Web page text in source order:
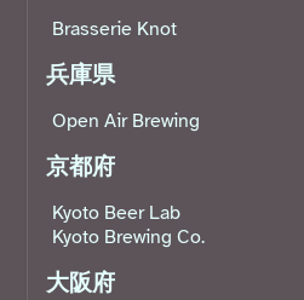
Brasserie Knot
兵庫県
Open Air Brewing
京都府
Kyoto Beer Lab
Kyoto Brewing Co.
大阪府